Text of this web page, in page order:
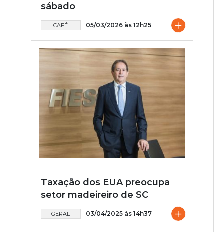
sábado
CAFÉ 05/03/2026 às 12h25 +
Taxação dos EUA preocupa
setor madeireiro de SC
GERAL 03/04/2025 às 14h37 +